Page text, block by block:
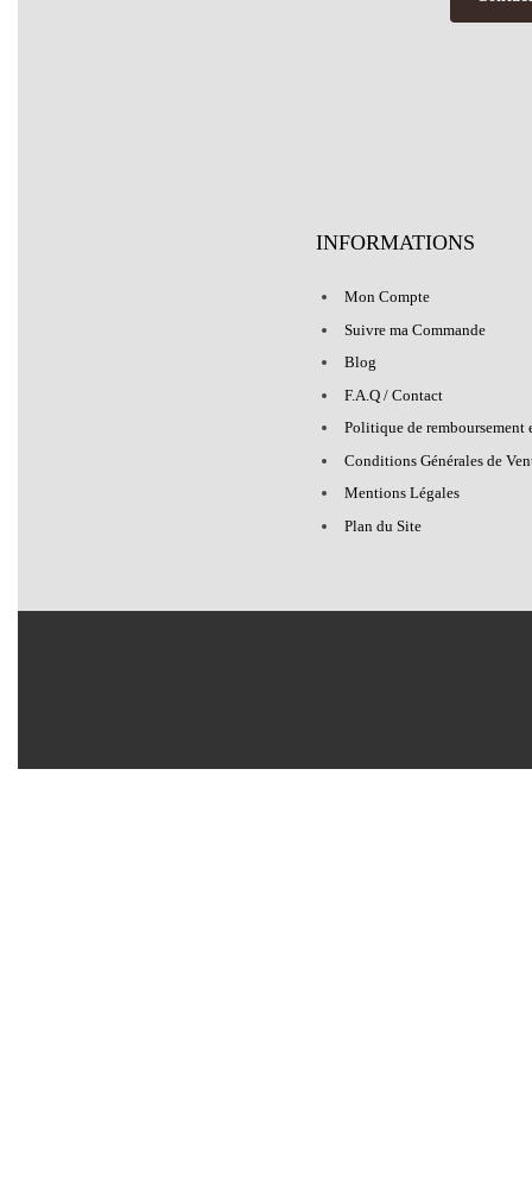
INFORMATIONS
Mon Compte
Suivre ma Commande
Blog
F.A.Q / Contact
Politique de remboursement
Conditions Générales de
Mentions Légales
Plan du Site